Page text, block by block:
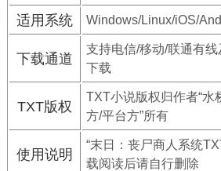
适用系统 Windows/Linux/iOS/
下载通道
支持电信/移动/联通有
下载
TXT版权
TXT小说版权归作者“水
方/平台方”所有
使用说明
“末日：丧尸商人系统
载阅读后请自行删除